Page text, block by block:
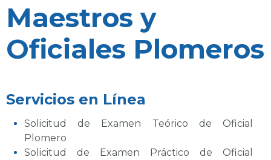
Maestros y
Oficiales Plomeros
Servicios en Línea
Solicitud de Examen Teórico de Oficial
Plomero
Solicitud de Examen Práctico de Oficial